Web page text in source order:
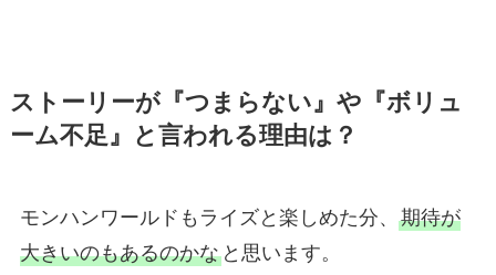
ストーリーが『つまらない』や『ボリュ
ーム不足』と言われる理由は？
モンハンワールドもライズと楽しめた分、 期待が
大きいのもあるのかなと思います。